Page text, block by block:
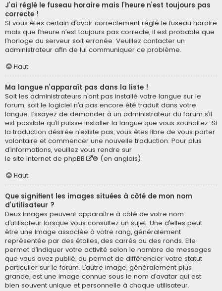
J’ai réglé le fuseau horaire mais l’heure n’est toujours pas
correcte !
Si vous êtes certain d’avoir correctement réglé le fuseau horaire
mais que l’heure n’est toujours pas correcte, il est probable que
l’horloge du serveur soit erronée. Veuillez contacter un
administrateur afin de lui communiquer ce problème.
Haut
Ma langue n’apparaît pas dans la liste !
Soit les administrateurs n’ont pas installé votre langue sur le
forum, soit le logiciel n’a pas encore été traduit dans votre
langue. Essayez de demander à un administrateur du forum s’il
est possible qu’il puisse installer la langue que vous souhaitez. Si
la traduction désirée n’existe pas, vous êtes libre de vous porter
volontaire et commencer une nouvelle traduction. Pour plus
d’informations, veuillez vous rendre sur
le site internet de phpBB
® (en anglais).
Haut
Que signifient les images situées à côté de mon nom
d’utilisateur ?
Deux images peuvent apparaître à côté de votre nom
d’utilisateur lorsque vous consultez un sujet. Une d’elles peut
être une image associée à votre rang, généralement
représentée par des étoiles, des carrés ou des ronds. Elle
permet d’indiquer votre activité selon le nombre de messages
que vous avez publié, ou permet de différencier votre statut
particulier sur le forum. L’autre image, généralement plus
grande, est une image connue sous le nom d’avatar qui est
bien souvent unique et personnelle à chaque utilisateur.